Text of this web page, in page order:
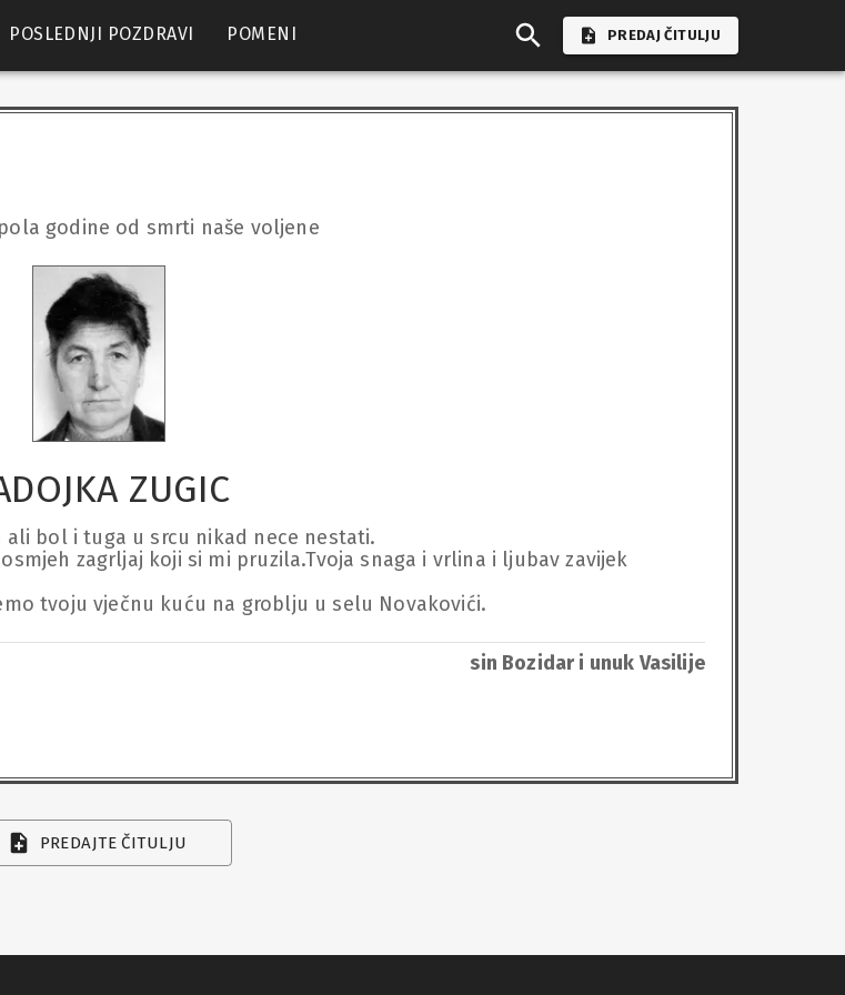
POSLEDNJI POZDRAVI POMENI PREDAJ ČITULJU
godine od smrti naše voljene
ZUGIC
ali bol i tuga u srcu nikad nece nestati.
zagrljaj koji si mi pruzila.Tvoja snaga i vrlina i ljubav zavijek
tvoju vječnu kuću na groblju u selu Novakovići.
sin Bozidar i unuk Vasilije
PREDAJTE ČITULJU